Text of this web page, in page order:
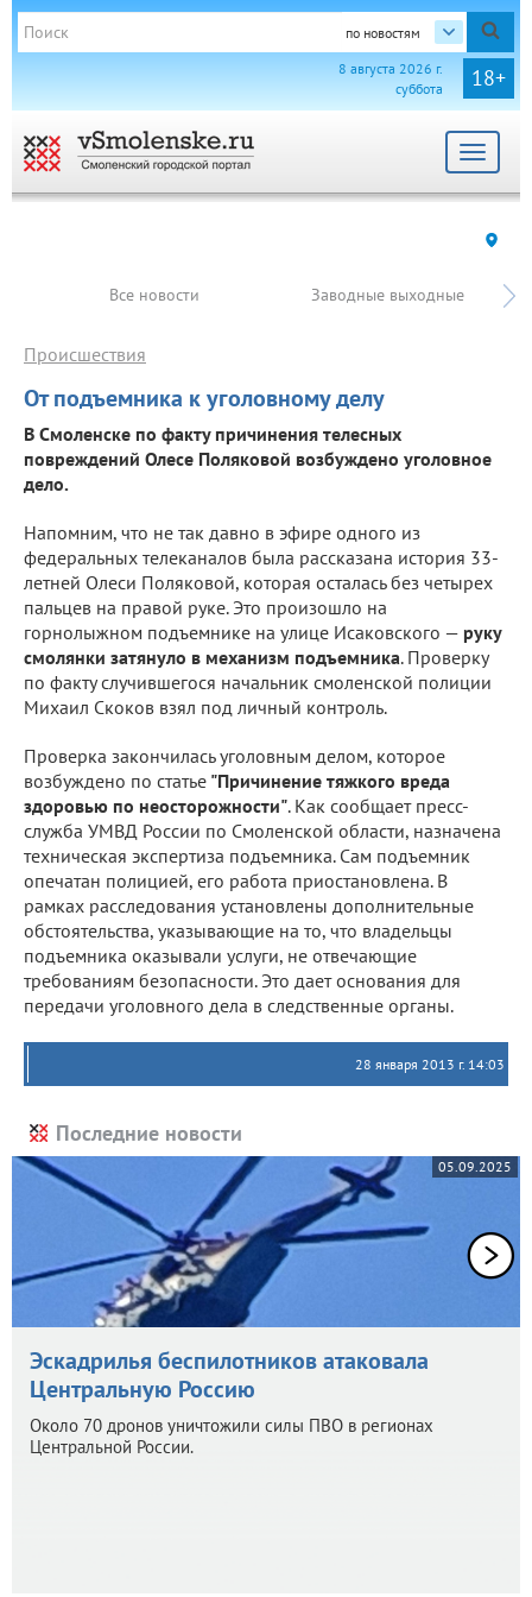
по новостям
18+
8 августа 2026 г.
суббота
Toggle
Все новости Заводные выходные
От подъемника к уголовному делу
Происшествия
В Смоленске по факту причинения телесных
повреждений Олесе Поляковой возбуждено уголовное
дело.
Напомним, что не так давно в эфире одного из
федеральных телеканалов была рассказана история 33-
летней Олеси Поляковой, которая осталась без четырех
пальцев на правой руке. Это произошло на
горнолыжном подъемнике на улице Исаковского — руку
смолянки затянуло в механизм подъемника. Проверку
по факту случившегося начальник смоленской полиции
Михаил Скоков взял под личный контроль.
Проверка закончилась уголовным делом, которое
возбуждено по статье "Причинение тяжкого вреда
здоровью по неосторожности". Как сообщает пресс-
служба УМВД России по Смоленской области, назначена
техническая экспертиза подъемника. Сам подъемник
опечатан полицией, его работа приостановлена. В
рамках расследования установлены дополнительные
обстоятельства, указывающие на то, что владельцы
подъемника оказывали услуги, не отвечающие
требованиям безопасности. Это дает основания для
передачи уголовного дела в следственные органы.
28 января 2013 г. 14:03
Последние новости
05.09.2025
Эскадрилья беспилотников атаковала
Центральную Россию
Около 70 дронов уничтожили силы ПВО в регионах
Центральной России.